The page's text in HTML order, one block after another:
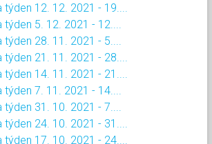
12. 12. 2021 - 19....
5. 12. 2021 - 12....
28. 11. 2021 - 5....
21. 11. 2021 - 28....
14. 11. 2021 - 21....
7. 11. 2021 - 14....
31. 10. 2021 - 7....
24. 10. 2021 - 31....
17. 10. 2021 - 24....